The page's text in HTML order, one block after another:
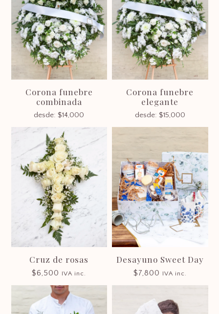
Corona funebre
combinada
desde:$14,000
Corona funebre
elegante
desde: $15,000
Cruz de rosas
$6,500 IVA inc.
Desayuno Sweet Day
$7,800 IVA inc.